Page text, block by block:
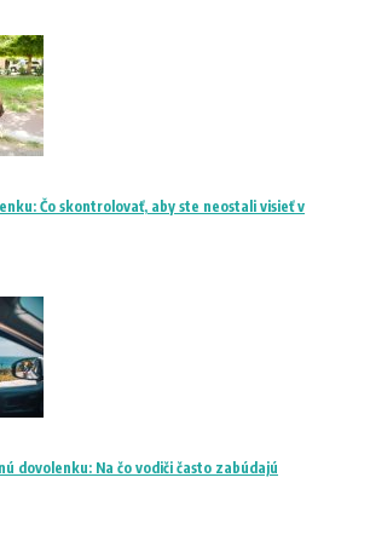
Čo skontrolovať, aby ste neostali visieť v
dovolenku: Na čo vodiči často zabúdajú